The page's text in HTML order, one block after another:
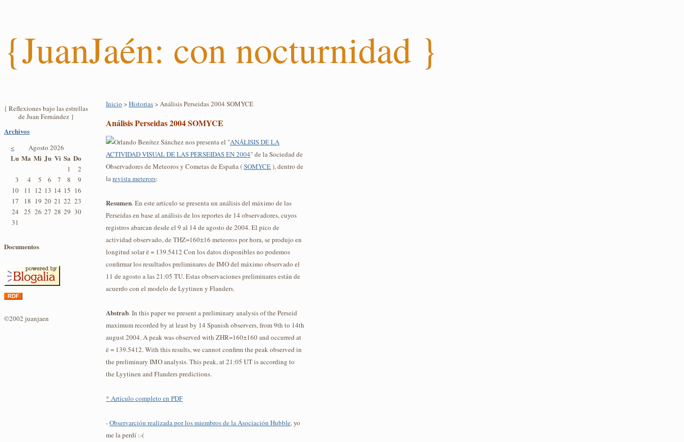
{JuanJaén: con nocturnidad }
{ Reflexiones bajo las estrellas
de Juan Fernández }
Archivos
< Agosto 2026
Lu Ma Mi Ju Vi Sa Do
1
2
3
4 5 6 7 8
9
10
11 12 13 14 15 16
17
18 19 20 21 22 23
24
25 26 27 28 29 30
31
Documentos
©2002 juanjaen
Inicio >Historias> Análisis Perseidas 2004 SOMYCE
Análisis Perseidas 2004 SOMYCE
Orlando Benítez Sánchez nos presenta el "ANÁLISIS DE LA
ACTIVIDAD VISUAL DE LAS PERSEIDAS EN 2004" de la Sociedad de
Observadores de Meteoros y Cometas de España (SOMYCE), dentro de
larevista meterors:
Resumen. En este artículo se presenta un análisis del máximo de las
Perseidas en base al análisis de los reportes de 14 observadores, cuyos
registros abarcan desde el 9 al 14 de agosto de 2004. El pico de
actividad observado, de THZ=160±16 meteoros por hora, se produjo en
longitud solar ë = 139.5412 Con los datos disponibles no podemos
confirmar los resultados preliminares de IMO del máximo observado el
11 de agosto a las 21:05 TU. Estas observaciones preliminares están de
acuerdo con el modelo de Lyytinen y Flanders.
Abstrab. In this paper we present a preliminary analysis of the Perseid
maximum recorded by at least by 14 Spanish observers, from 9th to 14th
august 2004. A peak was observed with ZHR=160±160 and occurred at
ë = 139.5412. With this results, we cannot confirm the peak observed in
the preliminary IMO analysis. This peak, at 21:05 UT is according to
the Lyytinen and Flanders predictions.
* Artículo completo en PDF
-Observarción realizada por los miembros de la Asociación Hubble, yo
me la perdí :-(